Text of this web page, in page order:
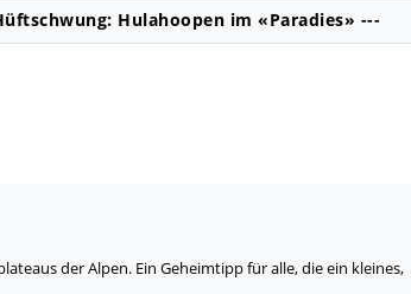
Hulahoopen im «Paradies» ---
der Alpen. Ein Geheimtipp für alle, die ein kleines,